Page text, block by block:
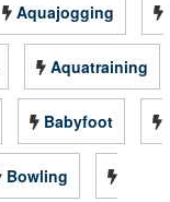
Aquajogging
Aquatraining
Babyfoot
Bowling